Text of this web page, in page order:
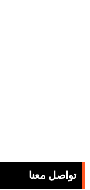
تواصل معنا